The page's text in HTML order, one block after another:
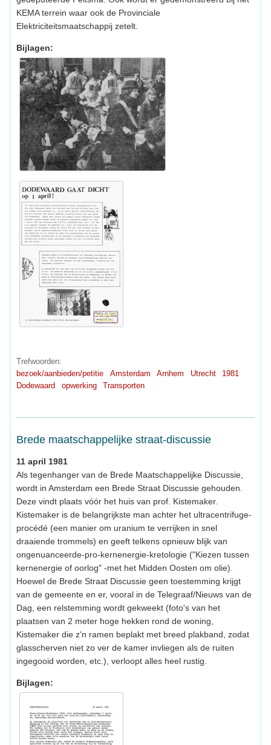
KEMA terrein waar ook de Provinciale
Elektriciteitsmaatschappij zetelt.
Bijlagen:
Trefwoorden:
bezoek/aanbieden/petitie
Amsterdam Arnhem Utrecht
1981
Dodewaard
opwerking Transporten
Brede maatschappelijke straat-discussie
11 april 1981
Als tegenhanger van de Brede Maatschappelijke Discussie,
wordt in Amsterdam een Brede Straat Discussie gehouden.
Deze vindt plaats vóór het huis van prof. Kistemaker.
Kistemaker is de belangrijkste man achter het ultracentrifuge-
procédé (een manier om uranium te verrijken in snel
draaiende trommels) en geeft telkens opnieuw blijk van
ongenuanceerde-pro-kernenergie-kretologie ("Kiezen tussen
kernenergie of oorlog" -met het Midden Oosten om olie).
Hoewel de Brede Straat Discussie geen toestemming krijgt
van de gemeente en er, vooral in de Telegraaf/Nieuws van de
Dag, een relstemming wordt gekweekt (foto's van het
plaatsen van 2 meter hoge hekken rond de woning,
Kistemaker die z'n ramen beplakt met breed plakband, zodat
glasscherven niet zo ver de kamer invliegen als de ruiten
ingegooid worden, etc.), verloopt alles heel rustig.
Bijlagen: